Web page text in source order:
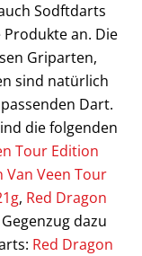
Sodftdarts
an. Die
Griparten,
sind natürlich
Dart.
die folgenden
Tour Edition
Van Veen Tour
, Red Dragon
dazu
Red Dragon